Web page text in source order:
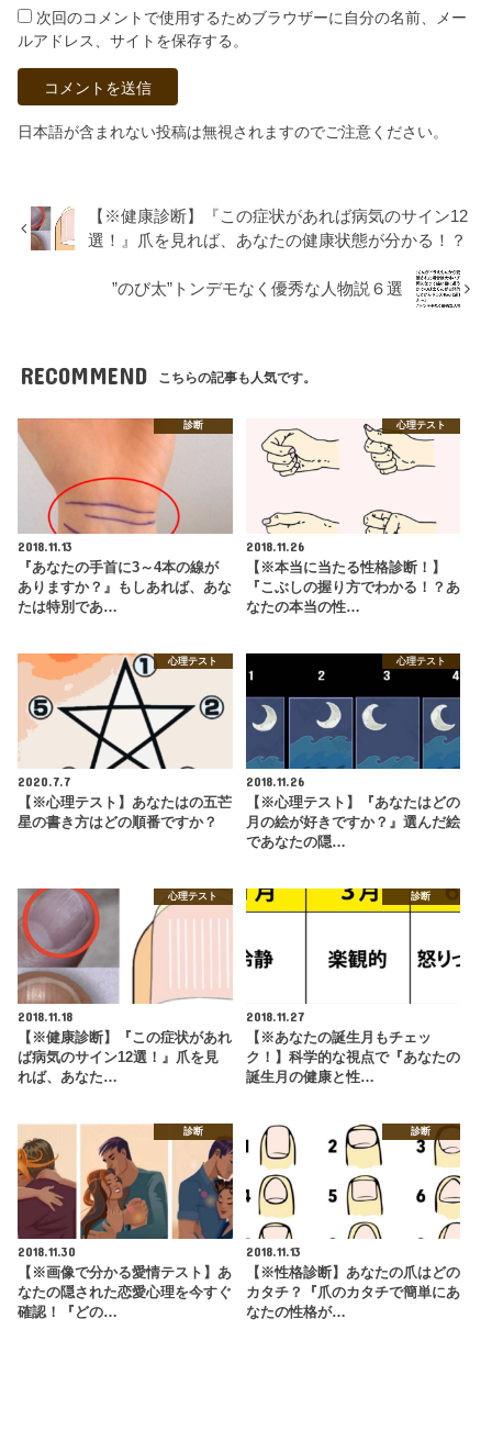
次回のコメントで使用するためブラウザーに自分の名前、メー
ルアドレス、サイトを保存する。
日本語が含まれない投稿は無視されますのでご注意ください。
【※健康診断】『この症状があれば病気のサイン12
選！』爪を見れば、あなたの健康状態が分かる！？
”のび太”トンデモなく優秀な人物説６選
RECOMMEND こちらの記事も人気です。
診断
2018.11.13
『あなたの手首に3～4本の線が
ありますか？』もしあれば、あな
たは特別であ…
心理テスト
2018.11.26
【※本当に当たる性格診断！】
『こぶしの握り方でわかる！？あ
なたの本当の性…
心理テスト
2020.7.7
【※心理テスト】あなたはの五芒
星の書き方はどの順番ですか？
心理テスト
2018.11.26
【※心理テスト】『あなたはどの
月の絵が好きですか？』選んだ絵
であなたの隠…
心理テスト
2018.11.18
【※健康診断】『この症状があれ
ば病気のサイン12選！』爪を見
れば、あなた…
診断
2018.11.27
【※あなたの誕生月もチェッ
ク！】科学的な視点で『あなたの
誕生月の健康と性…
診断
2018.11.30
【※画像で分かる愛情テスト】あ
なたの隠された恋愛心理を今すぐ
確認！『どの…
診断
2018.11.13
【※性格診断】あなたの爪はどの
カタチ？『爪のカタチで簡単にあ
なたの性格が…